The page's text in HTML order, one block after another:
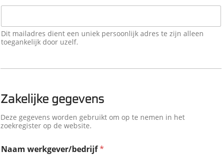
Dit mailadres dient een uniek persoonlijk adres te zijn alleen
toegankelijk door uzelf.
Zakelijke gegevens
Deze gegevens worden gebruikt om op te nemen in het
zoekregister op de website.
Naam werkgever/bedrijf*